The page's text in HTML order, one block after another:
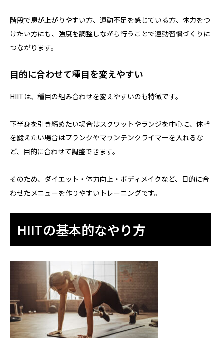
階段で息が上がりやすい方、運動不足を感じている方、体力をつ
けたい方にも、強度を調整しながら行うことで運動習慣づくりに
つながります。
目的に合わせて種目を変えやすい
HIITは、種目の組み合わせを変えやすいのも特徴です。
下半身を引き締めたい場合はスクワットやランジを中心に、体幹
を鍛えたい場合はプランクやマウンテンクライマーを入れるな
ど、目的に合わせて調整できます。
そのため、ダイエット・体力向上・ボディメイクなど、目的に合
わせたメニューを作りやすいトレーニングです。
HIITの基本的なやり方